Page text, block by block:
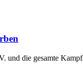
und die gesamte